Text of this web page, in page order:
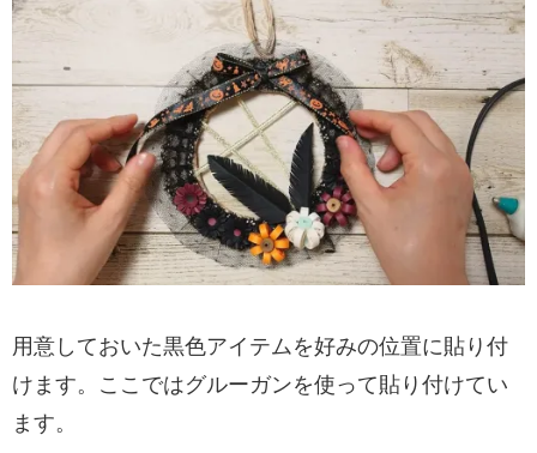
用意しておいた黒色アイテムを好みの位置に貼り付
けます。ここではグルーガンを使って貼り付けてい
ます。